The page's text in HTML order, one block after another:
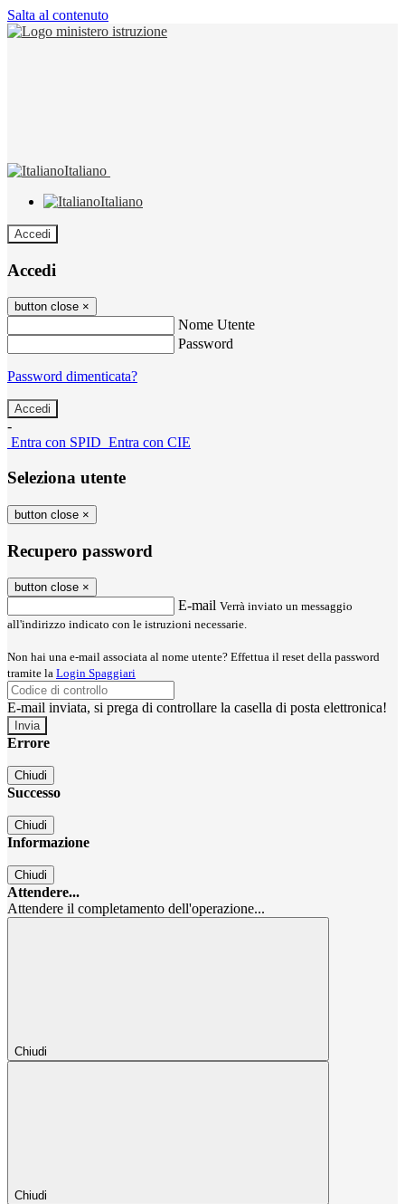
Salta al contenuto
Italiano
Italiano
Accedi
Accedi
button close ×
Nome Utente
Password
Password dimenticata?
-
Entra con SPID Entra con CIE
Seleziona utente
button close ×
Recupero password
button close ×
E-mail Verrà inviato un messaggio
all'indirizzo indicato con le istruzioni necessarie.
Non hai una e-mail associata al nome utente? Effettua il reset della password
tramite la Login Spaggiari
E-mail inviata, si prega di controllare la casella di posta elettronica!
Errore
Chiudi
Successo
Chiudi
Informazione
Chiudi
Attendere...
Attendere il completamento dell'operazione...
Chiudi
Chiudi